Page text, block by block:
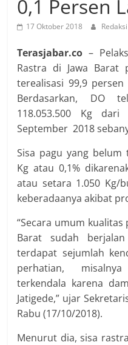
0,1 Persen
17 Oktober 2018 Redaksi
Terasjabar.co –
Rastra di Jawa
terealisasi 99,9
Berdasarkan, DO
118.053.500 Kg
September 2018
Sisa pagu yang belum
Kg atau 0,1%
atau setara 1.050 Kg/
keberadaanya akibat
“Secara umum kualitas
Barat sudah
terdapat sejumlah
perhatian,
terkendala karena
Jatigede,” ujar
Rabu (17/10/2018).
Menurut dia, sisa